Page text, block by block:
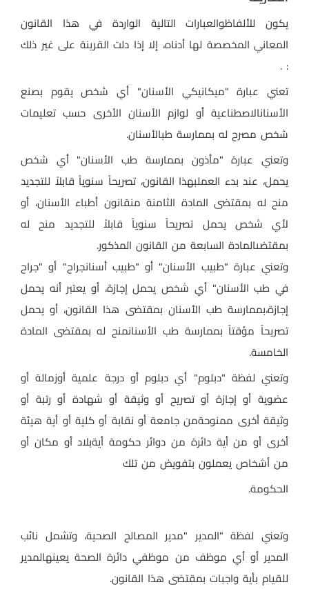
يكون للألفاظوالعبارات التالية الواردة في هذا القانون
المعاني المخصصة لها أدناه، إلا إذا دلت القرينة على غير ذلك
: .
تعني عبارة "ميكانيكي الأسنان" أي شخص يقوم بصنع
الأسنانالاصطناعية أو لوازم الأسنان الأخرى حسب تعليمات
شخص مصرح له بممارسة طبالأسنان.
وتعني عبارة "مأذون بممارسة طب الأسنان" أي شخص
يحمل، عند بدء العملبهذا القانون، تصريحاً سنوياً قابلاً للتجديد
منح له بمقتضى المادة الثامنة منقانون أطباء الأسنان، أو
لأي شخص يحمل تصريحاً سنوياً قابلاً للتجديد منح له
بمقتضىالمادة السابعة من القانون المذكور.
وتعني عبارة "طبيب الأسنان" أو "طبيب أسنانجراح" أو "جراح
في طب الأسنان" أي شخص يحمل إجازة، أو يعتبر أنه يحمل
إجازة،بممارسة طب الأسنان بمقتضى هذا القانون، أو يحمل
تصريحاً مؤقتاً بممارسة طب الأسنانمنح له بمقتضى المادة
الخامسة.
وتعني لفظة "دبلوم" أي دبلوم أو درجة علمية أوزمالة أو
عضوية أو إجازة أو تصريح أو وثيقة أو شهادة أو رتبة أو
وثيقة أخرى ممنوحةمن جامعة أو نقابة أو كلية أو أية هيئة
أخرى أو من أية دائرة من دوائر حكومة أيةبلاد أو مكان أو
من أشخاص يعملون بتفويض من تلك
الحكومة.
وتعني لفظة "المدير "مدير المصالح الصحية، وتشمل نائب
المدير أو أي موظف من موظفي دائرة الصحة يعينهالمدير
للقيام بأية واجبات بمقتضى هذا القانون.